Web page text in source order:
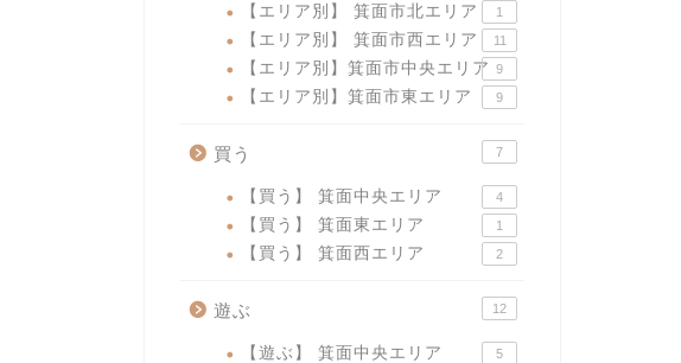
【エリア別】 箕面市北エリア 1
【エリア別】 箕面市西エリア 11
【エリア別】箕面市中央エリア 9
【エリア別】箕面市東エリア 9
買う 7
【買う】 箕面中央エリア 4
【買う】 箕面東エリア 1
【買う】 箕面西エリア 2
遊ぶ 12
【遊ぶ】 箕面中央エリア 5